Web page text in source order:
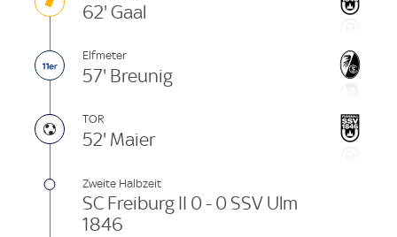
62' Gaal
Elfmeter
57' Breunig
TOR
52' Maier
Zweite Halbzeit
SC Freiburg II 0 - 0 SSV Ulm
1846